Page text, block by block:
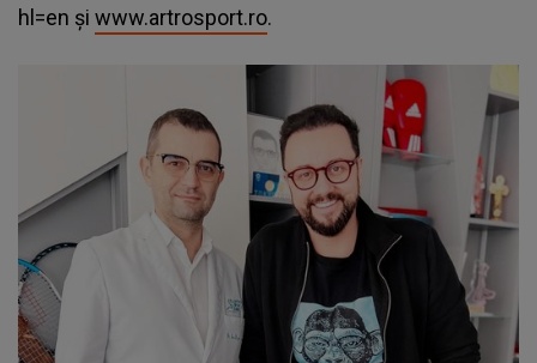
hl=en și www.artrosport.ro.